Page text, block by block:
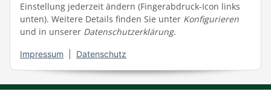
Einstellung jederzeit ändern (Fingerabdruck-Icon links
unten). Weitere Details finden Sie unter Konfigurieren
und in unserer Datenschutzerklärung.
Impressum Datenschutz